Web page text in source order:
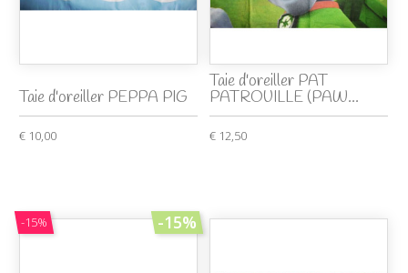
Taie d'oreiller PEPPA PIG
€ 10,00
Taie d'oreiller PAT
PATROUILLE (PAW...
€ 12,50
-15% -15%